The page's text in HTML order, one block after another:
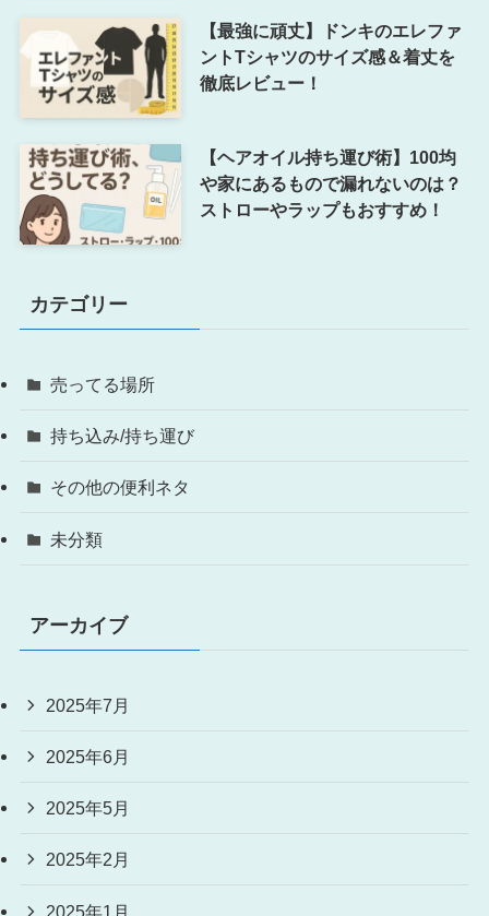
【最強に頑丈】ドンキのエレファ
ントTシャツのサイズ感＆着丈を
徹底レビュー！
【ヘアオイル持ち運び術】100均
や家にあるもので漏れないのは？
ストローやラップもおすすめ！
カテゴリー
売ってる場所
持ち込み/持ち運び
その他の便利ネタ
未分類
アーカイブ
2025年7月
2025年6月
2025年5月
2025年2月
2025年1月